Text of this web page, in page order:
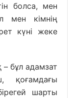
болса, мен
мен кімнің
күні жеке
бұл адамзат
қоғамдағы
шарты